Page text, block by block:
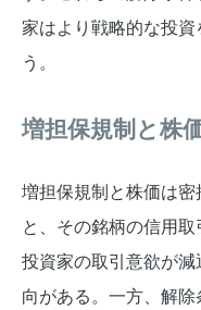
家はより戦略的な投資
う。
増担保規制と株
増担保規制と株価は
と、その銘柄の信用取
投資家の取引意欲が
向がある。一方、解